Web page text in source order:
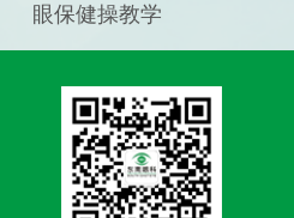
眼保健操教学